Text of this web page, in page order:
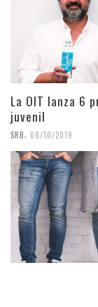
La OIT lanza 6
juvenil
SRB 08/10/2019